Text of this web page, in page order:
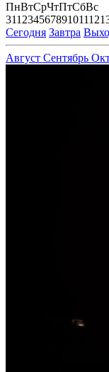
ПнВтСрЧтПтСбВс
31123456789101112
Сегодня Завтра
Август Сентябрь